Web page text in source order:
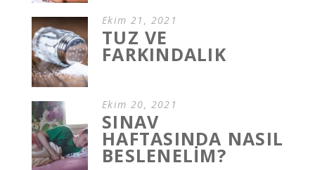
Ekim 21, 2021
TUZ VE
FARKINDALIK
Ekim 20, 2021
SINAV
HAFTASINDA NASIL
BESLENELİM?